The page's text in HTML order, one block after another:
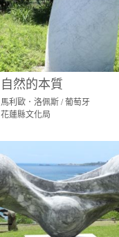
自然的本質
馬利歐．洛佩斯 / 葡萄牙
花蓮縣文化局